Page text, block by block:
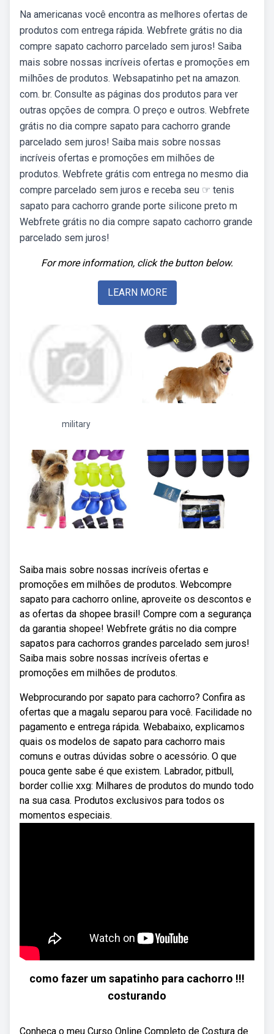
Na americanas você encontra as melhores ofertas de
produtos com entrega rápida. Webfrete grátis no dia
compre sapato cachorro parcelado sem juros! Saiba
mais sobre nossas incríveis ofertas e promoções em
milhões de produtos. Websapatinho pet na amazon.
com. br. Consulte as páginas dos produtos para ver
outras opções de compra. O preço e outros. Webfrete
grátis no dia compre sapato para cachorro grande
parcelado sem juros! Saiba mais sobre nossas
incríveis ofertas e promoções em milhões de
produtos. Webfrete grátis com entrega no mesmo dia
compre parcelado sem juros e receba seu ☞ tenis
sapato para cachorro grande porte silicone preto m
Webfrete grátis no dia compre sapato cachorro grande
parcelado sem juros!
For more information, click the button below.
LEARN MORE
military
Saiba mais sobre nossas incríveis ofertas e
promoções em milhões de produtos. Webcompre
sapato para cachorro online, aproveite os descontos e
as ofertas da shopee brasil! Compre com a segurança
da garantia shopee! Webfrete grátis no dia compre
sapatos para cachorros grandes parcelado sem juros!
Saiba mais sobre nossas incríveis ofertas e
promoções em milhões de produtos.
Webprocurando por sapato para cachorro? Confira as
ofertas que a magalu separou para você. Facilidade no
pagamento e entrega rápida. Webabaixo, explicamos
quais os modelos de sapato para cachorro mais
comuns e outras dúvidas sobre o acessório. O que
pouca gente sabe é que existem. Labrador, pitbull,
border collie xxg: Milhares de produtos do mundo todo
na sua casa. Produtos exclusivos para todos os
momentos especiais.
como fazer um sapatinho para cachorro !!!
costurando
Conheça o meu Curso Online Completo de Costura de